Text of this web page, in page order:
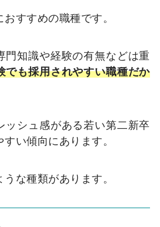
すすめの職種です。
門知識や経験の有無などは重
でも採用されやすい職種だか
ッシュ感がある若い第二新卒
い傾向にあります。
な種類があります。